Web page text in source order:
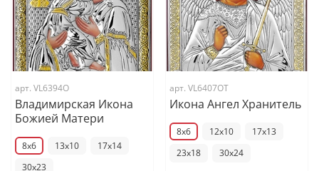
арт. VL6394O
Владимирская Икона
Божией Матери
8x6 13x10
17x14
30x23
арт. VL6407OT
Икона Ангел Хранитель
8x6 12x10
17x13
23x18
30x24